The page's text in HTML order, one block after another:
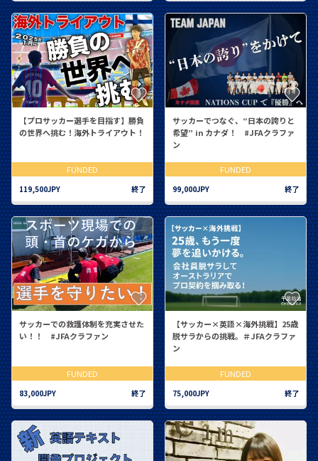
【プロサッカー選手を目指す】勝負
の世界へ挑む！海外トライアウト！
FUNDED
119,500JPY 終了
サッカーでつなぐ、“日本の誇りと
希望” in カナダ！ #JFAクラファ
ン
FUNDED
99,000JPY 終了
サッカーでの救護体制を充実させた
い！！ #JFAクラファン
FUNDED
83,000JPY 終了
【サッカー×英語×海外挑戦】25歳
脱サラからの挑戦。＃JFAクラファ
ン
FUNDED
75,000JPY 終了